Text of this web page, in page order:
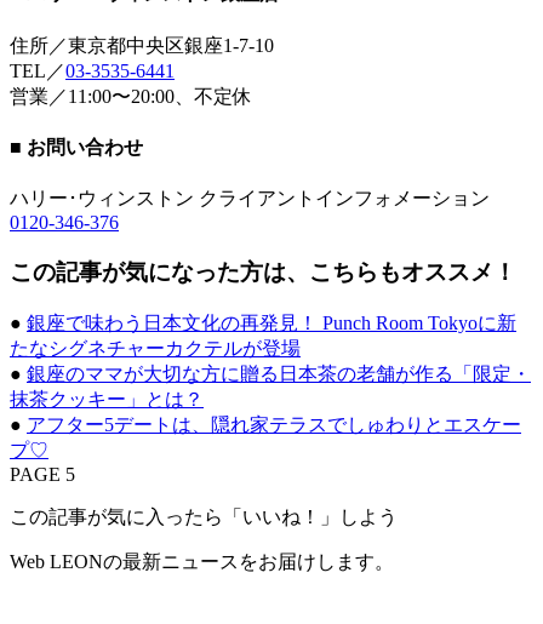
住所／東京都中央区銀座1-7-10
TEL／03-3535-6441
営業／11:00〜20:00、不定休
■ お問い合わせ
ハリー･ウィンストン クライアントインフォメーション
0120-346-376
この記事が気になった方は、こちらもオススメ！
● 銀座で味わう日本文化の再発見！ Punch Room Tokyoに新
たなシグネチャーカクテルが登場
● 銀座のママが大切な方に贈る日本茶の老舗が作る「限定・
抹茶クッキー」とは？
● アフター5デートは、隠れ家テラスでしゅわりとエスケー
プ♡
PAGE 5
この記事が気に入ったら「いいね！」しよう
Web LEONの最新ニュースをお届けします。